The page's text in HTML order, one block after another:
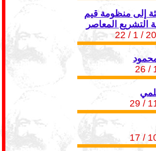
إلى منظومة قيم
التشريع المعاصر